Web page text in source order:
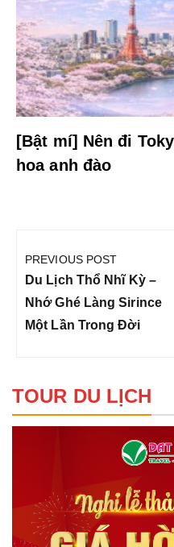
[Bật mí] Nên đi
hoa anh đào
hướng
bài
viết
PREVIOUS POST
Previous
Post:
Du Lịch Thổ Nhĩ Kỳ –
Nhớ Ghé Làng Sirince
Một Lần Trong Đời
TOUR DU LỊCH